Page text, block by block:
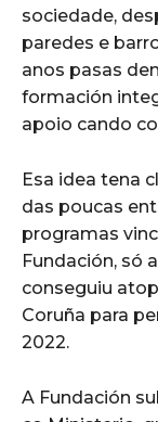
sociedade,
paredes e
anos pasas
formación
apoio cando
Esa idea tena
das poucas
programas
Fundación, só
conseguiu
Coruña para
2022.
A Fundación